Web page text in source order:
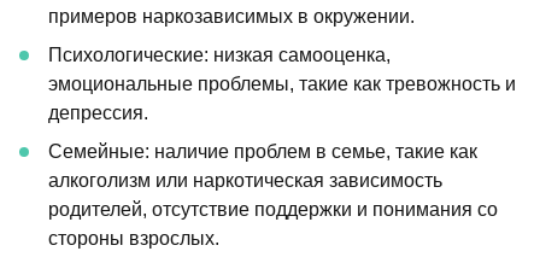
примеров наркозависимых в окружении.
Психологические: низкая самооценка,
эмоциональные проблемы, такие как тревожность и
депрессия.
Семейные: наличие проблем в семье, такие как
алкоголизм или наркотическая зависимость
родителей, отсутствие поддержки и понимания со
стороны взрослых.